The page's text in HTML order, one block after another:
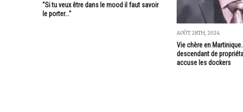
"Si tu veux être dans le mood il faut savoir
le porter..."
AOÛT 28TH, 2024
Vie chère en
descendant de
accuse les dockers